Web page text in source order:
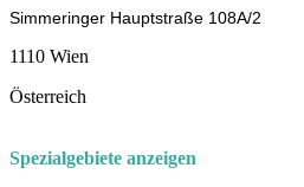
Simmeringer Hauptstraße 108A/2
1110 Wien
Österreich
Spezialgebiete anzeigen